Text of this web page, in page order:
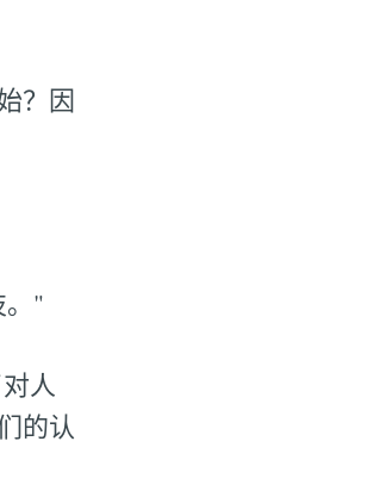
？因
。"
人
的认